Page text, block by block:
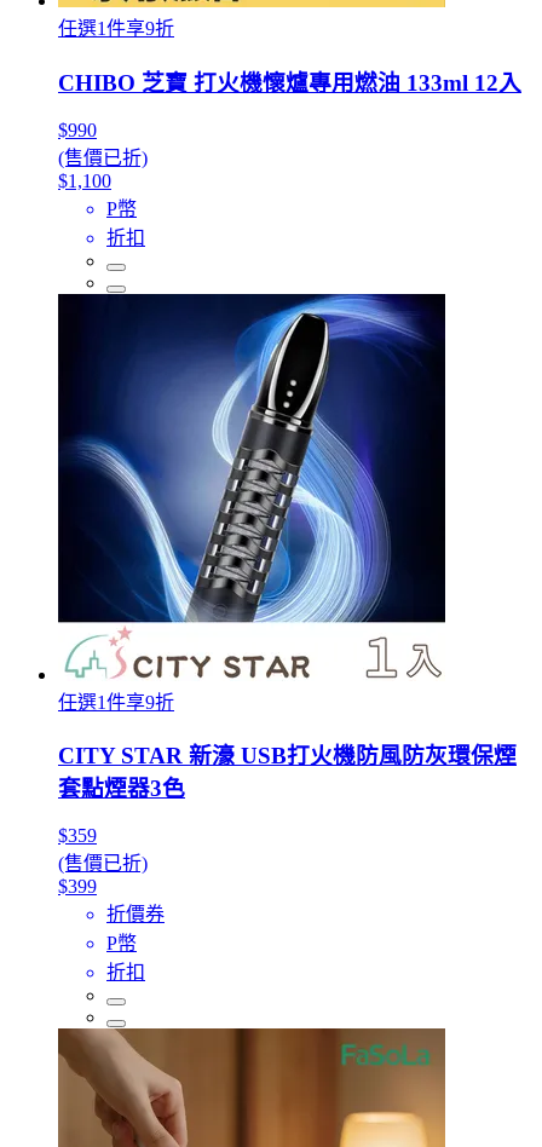
任選1件享9折
CHIBO 芝寶 打火機懷爐專用燃油 133ml 12入
$990
(售價已折)
$1,100
P幣
折扣
任選1件享9折
CITY STAR 新濠 USB打火機防風防灰環保煙
套點煙器3色
$359
(售價已折)
$399
折價券
P幣
折扣